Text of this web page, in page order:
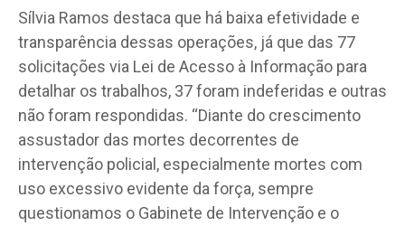
Sílvia Ramos destaca que há baixa efetividade e
transparência dessas operações, já que das 77
solicitações via Lei de Acesso à Informação para
detalhar os trabalhos, 37 foram indeferidas e outras
não foram respondidas. “Diante do crescimento
assustador das mortes decorrentes de
intervenção policial, especialmente mortes com
uso excessivo evidente da força, sempre
questionamos o Gabinete de Intervenção e o